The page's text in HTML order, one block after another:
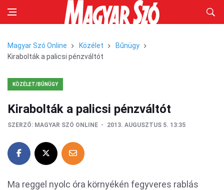
Magyar Szó Online Közélet
Bűnügy
Kirabolták a palicsi pénzváltót
KÖZÉLET/BŰNÜGY
Kirabolták a palicsi pénzváltót
SZERZŐ: MAGYAR SZÓ ONLINE 2013. AUGUSZTUS 5. 13:35
Ma reggel nyolc óra környékén fegyveres rablás